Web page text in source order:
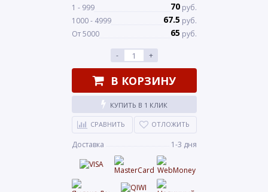
1 - 999
70 руб.
1000 - 4999
67.5 руб.
От 5000
65 руб.
- +
В КОРЗИНУ
КУПИТЬ В 1 КЛИК
СРАВНИТЬ ОТЛОЖИТЬ
Доставка 1-3 дня